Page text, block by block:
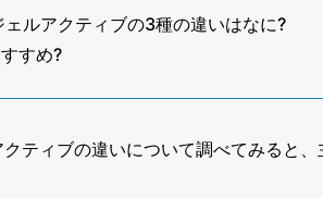
ェルアクティブの3種の違いはなに?
すめ?
ティブの違いについて調べてみると、